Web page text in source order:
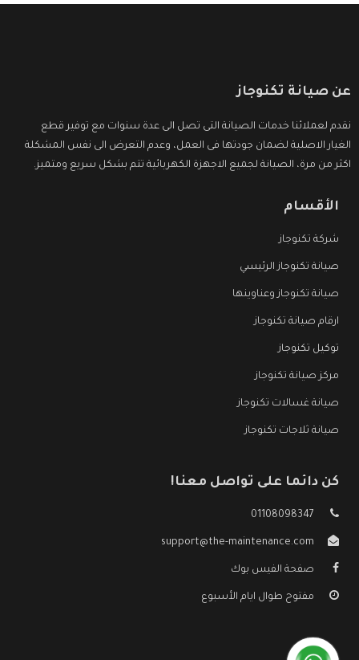
عن صيانة تكنوجاز
نقدم لعملائنا خدمات الصيانة التى تصل الى عدة سنوات مع توفير قطع
الغيار الاصلية لضمان جودتها فى العمل، وعدم التعرض الى نفس المشكلة
اكثر من مرة، الصيانة لجميع الاجهزة الكهربائية تتم بشكل سريع ومتميز.
الأقسام
شركة تكنوجاز
صيانة تكنوجاز الرئيسي
صيانة تكنوجاز وعناوينها
ارقام صيانة تكنوجاز
توكيل تكنوجاز
مركز صيانة تكنوجاز
صيانة غسالات تكنوجاز
صيانة ثلاجات تكنوجاز
كن دائما على تواصل معنا!
01108098347
support@the-maintenance.com
صفحة الفيس بوك
مفتوح طوال ايام الأسبوع